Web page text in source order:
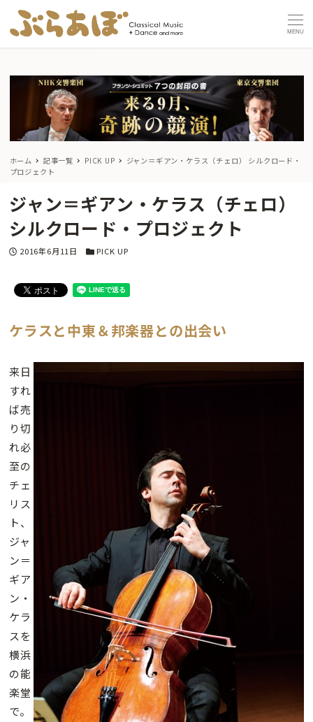
MENU
ホーム 記事一覧 PICK UP
ジャン＝ギアン・ケラス（チェロ） シルクロード・
プロジェクト
ジャン＝ギアン・ケラス（チェロ）
シルクロード・プロジェクト
投稿日
2016年6月11日 カテゴリー
PICK UP
ケラスと中東＆邦楽器との出会い
来日
すれ
ば売
り切
れ必
至の
チェ
リス
ト、
ジャ
ン＝
ギア
ン・
ケラ
スを
横浜
の能
楽堂
で。